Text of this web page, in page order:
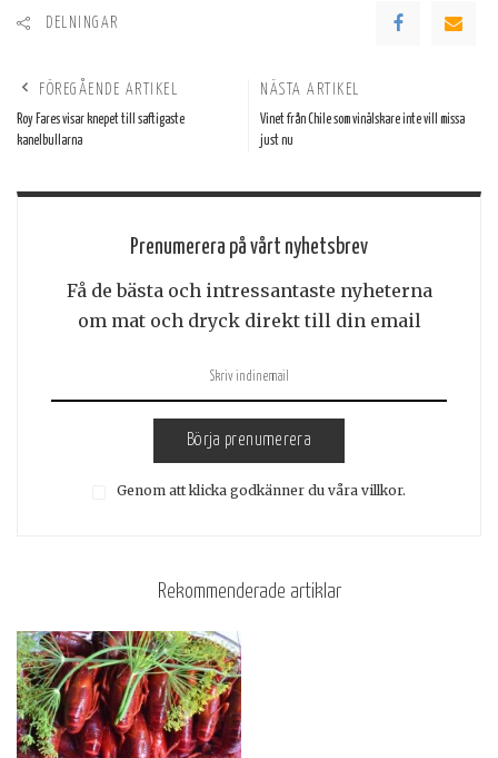
DELNINGAR
FÖREGÅENDE ARTIKEL
Roy Fares visar knepet till saftigaste
kanelbullarna
NÄSTA ARTIKEL
Vinet från Chile som vinälskare inte vill missa
just nu
Prenumerera på vårt nyhetsbrev
Få de bästa och intressantaste nyheterna
om mat och dryck direkt till din email
Börja prenumerera
Genom att klicka godkänner du våra villkor.
Rekommenderade artiklar